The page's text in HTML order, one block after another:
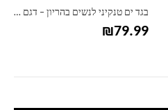
בגד ים טנקיני לנשים בהריון – דגם איקסים
₪79.99